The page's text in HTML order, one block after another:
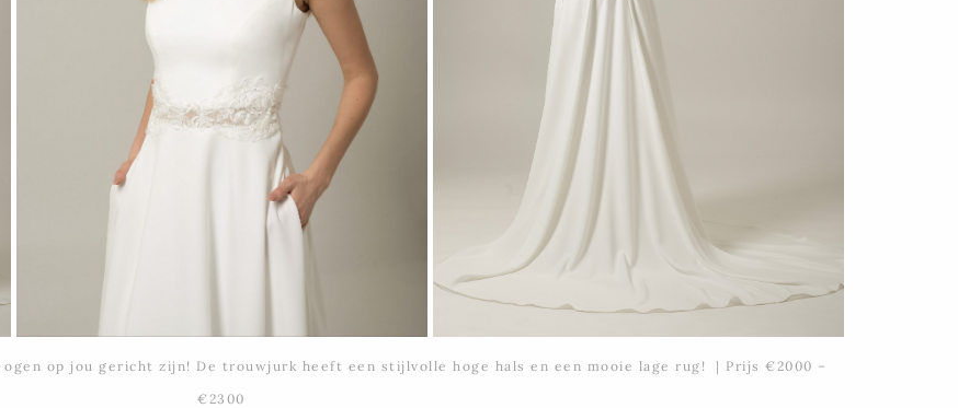
op jou gericht zijn! De trouwjurk heeft een stijlvolle hoge hals en een mooie lage rug! | Prijs €2000 –
€2300